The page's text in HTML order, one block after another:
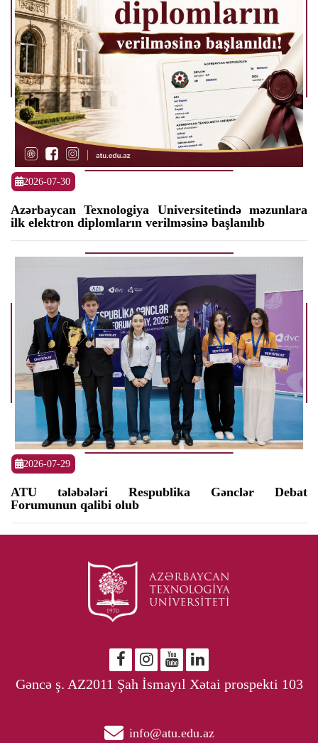
2026-07-30
Azərbaycan Texnologiya Universitetində məzunlara
ilk elektron diplomların verilməsinə başlanılıb
2026-07-29
ATU tələbələri Respublika Gənclər Debat
Forumunun qalibi olub
Gəncə ş. AZ2011 Şah İsmayıl Xətai prospekti 103
info@atu.edu.az